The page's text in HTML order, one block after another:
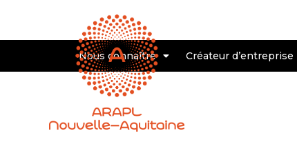
Nous connaître Créateur d’entreprise